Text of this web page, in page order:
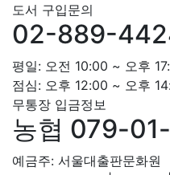
도서 구입문의
02-889-
평일: 오전 10:00 ~ 오후
점심: 오후 12:00 ~ 오후
무통장 입금정보
농협 079-
예금주: 서울대출판문화원